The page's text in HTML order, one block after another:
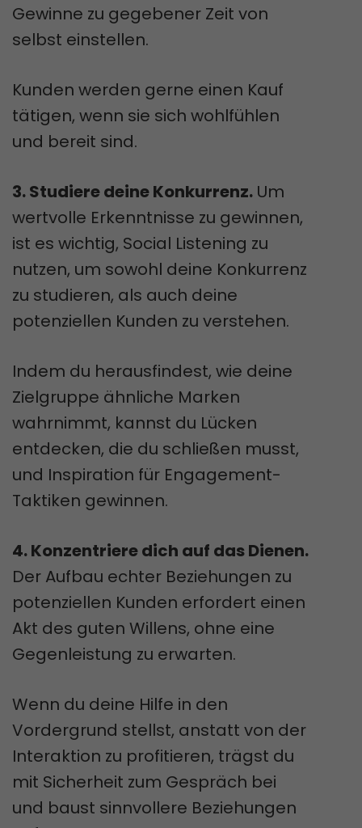
Gewinne zu gegebener Zeit von
selbst einstellen.
Kunden werden gerne einen Kauf
tätigen, wenn sie sich wohlfühlen
und bereit sind.
3. Studiere deine Konkurrenz. Um
wertvolle Erkenntnisse zu gewinnen,
ist es wichtig, Social Listening zu
nutzen, um sowohl deine Konkurrenz
zu studieren, als auch deine
potenziellen Kunden zu verstehen.
Indem du herausfindest, wie deine
Zielgruppe ähnliche Marken
wahrnimmt, kannst du Lücken
entdecken, die du schließen musst,
und Inspiration für Engagement-
Taktiken gewinnen.
4. Konzentriere dich auf das Dienen.
Der Aufbau echter Beziehungen zu
potenziellen Kunden erfordert einen
Akt des guten Willens, ohne eine
Gegenleistung zu erwarten.
Wenn du deine Hilfe in den
Vordergrund stellst, anstatt von der
Interaktion zu profitieren, trägst du
mit Sicherheit zum Gespräch bei
und baust sinnvollere Beziehungen